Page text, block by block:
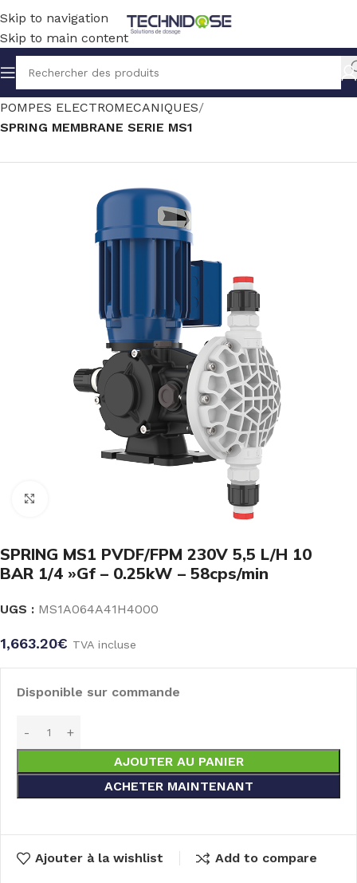
Skip to navigation
Skip to main content
Accueil TRAITEMENT EAU DOSAGE
POMPES ELECTROMECANIQUES
SPRING MEMBRANE SERIE MS1
SPRING MS1 PVDF/FPM 230V 5,5 L/H 10
BAR 1/4 »Gf – 0.25kW – 58cps/min
UGS : MS1A064A41H4000
1,663.20€ TVA incluse
Disponible sur commande
AJOUTER AU PANIER
ACHETER MAINTENANT
Ajouter à la wishlist Add to compare